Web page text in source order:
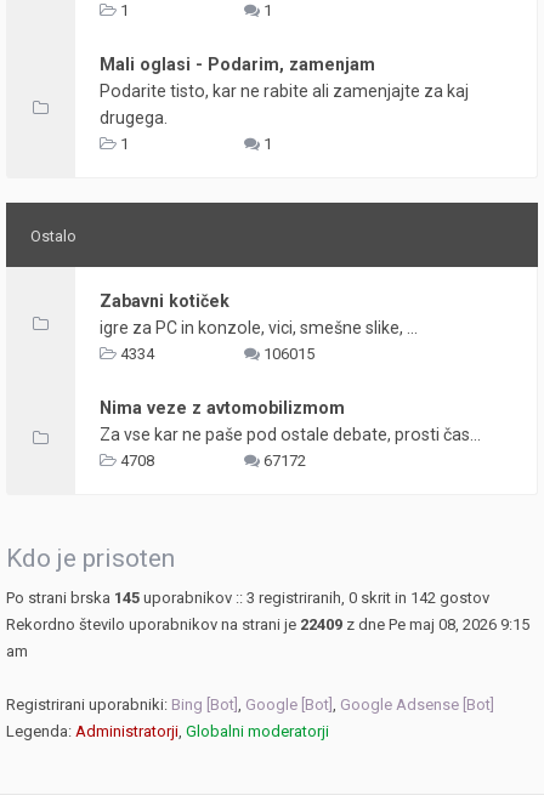
1 1
Mali oglasi - Podarim, zamenjam
Podarite tisto, kar ne rabite ali zamenjajte za kaj
drugega.
1 1
Ostalo
Zabavni kotiček
igre za PC in konzole, vici, smešne slike, ...
4334 106015
Nima veze z avtomobilizmom
Za vse kar ne paše pod ostale debate, prosti čas...
4708 67172
Kdo je prisoten
Po strani brska 145 uporabnikov :: 3 registriranih, 0 skrit in 142 gostov
Rekordno število uporabnikov na strani je 22409 z dne Pe maj 08, 2026 9:15
am
Registrirani uporabniki: Bing [Bot] , Google [Bot] , Google Adsense [Bot]
Legenda: Administratorji, Globalni moderatorji